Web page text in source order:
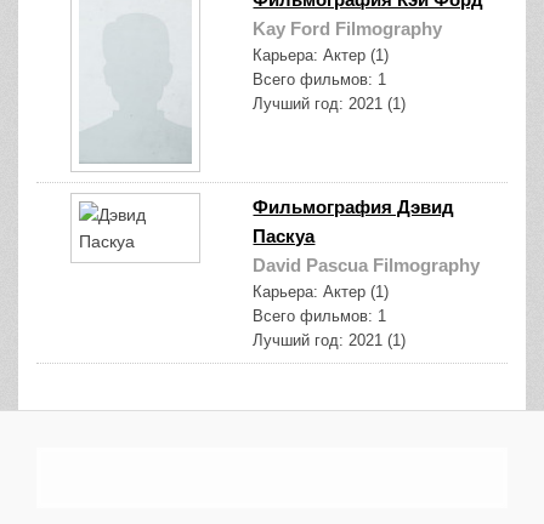
Kay Ford Filmography
Карьера: Актер (1)
Всего фильмов: 1
Лучший год: 2021 (1)
Фильмография Дэвид
Паскуа
David Pascua Filmography
Карьера: Актер (1)
Всего фильмов: 1
Лучший год: 2021 (1)